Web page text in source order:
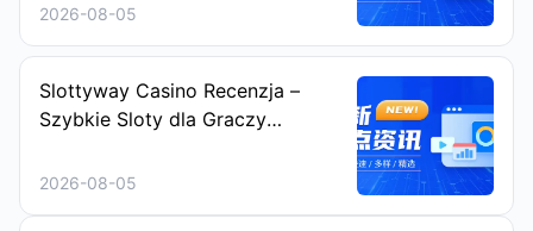
2026-08-05
Slottyway Casino Recenzja –
Szybkie Sloty dla Graczy
2026-08-05